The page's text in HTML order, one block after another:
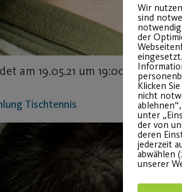
am 19.05.21 um 19:00 Uhr über
Tischtennis
Wir
sind
der
Klicken
nicht
unter
der von
deren
jederzeit
abwählen
unserer